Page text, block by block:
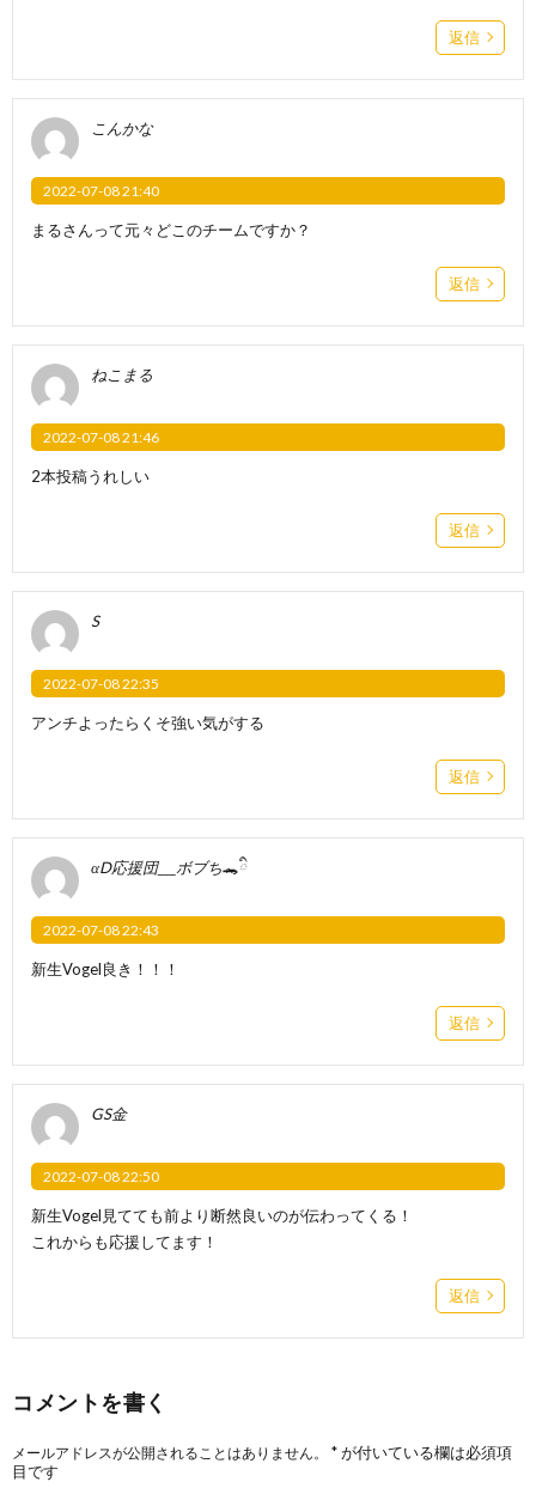
返信
こんかな
2022-07-08 21:40
まるさんって元々どこのチームですか？
返信
ねこまる
2022-07-08 21:46
2本投稿うれしい
返信
S
2022-07-08 22:35
アンチよったらくそ強い気がする
返信
‪α‬D応援団___ボブち🐊ིྀ
2022-07-08 22:43
新生Vogel良き！！！
返信
GS金
2022-07-08 22:50
新生Vogel見てても前より断然良いのが伝わってくる！
これからも応援してます！
返信
コメントを書く
メールアドレスが公開されることはありません。 *が付いている欄は必須項
目です